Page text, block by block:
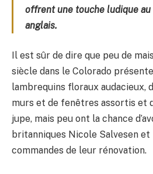
offrent une touche ludique au
anglais.
Il est sûr de dire que peu de
siècle dans le Colorado
lambrequins floraux audacieux,
murs et de fenêtres assortis et
jupe, mais peu ont la chance
britanniques Nicole Salvesen et
commandes de leur rénovation.